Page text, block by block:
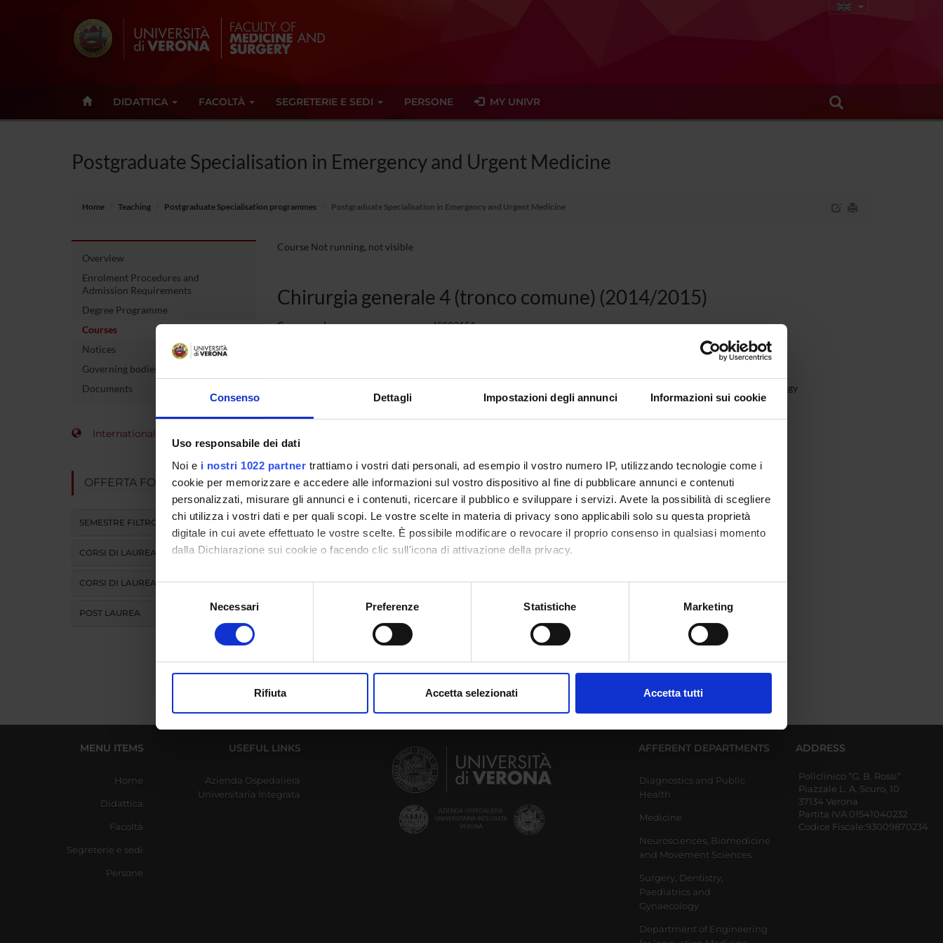
Consenso Dettagli Impostazioni degli annunci Informazioni sui cookie
Uso responsabile dei dati
Noi e i nostri 1022 partner trattiamo i vostri dati personali, ad esempio il vostro numero IP, utilizzando tecnologie come i
cookie per memorizzare e accedere alle informazioni sul vostro dispositivo al fine di pubblicare annunci e contenuti
personalizzati, misurare gli annunci e i contenuti, ricercare il pubblico e sviluppare i servizi. Avete la possibilità di scegliere
chi utilizza i vostri dati e per quali scopi. Le vostre scelte in materia di privacy sono applicabili solo su questa proprietà
digitale in cui avete effettuato le vostre scelte. È possibile modificare o revocare il proprio consenso in qualsiasi momento
dalla Dichiarazione sui cookie o facendo clic sull'icona di attivazione della privacy.
Con il tuo consenso, vorremmo anche:
raccogliere informazioni sulla tua posizione geografica, con un'approssimazione di qualche metro,
digitali).
modificare o ritirare il tuo consenso in qualsiasi momento dalla Dichiarazione sui cookie.
che hanno raccolto dal tuo utilizzo dei loro servizi.
Selezione
Necessari Preferenze Statistiche Marketing
Rifiuta Accetta selezionati Accetta tutti
DIDATTICA FACOLTÀ SEGRETERIE E SEDI PERSONE MY UNIVR
Postgraduate Specialisation in Emergency and Urgent Medicine
Home Teaching Postgraduate Specialisation programmes Postgraduate Specialisation in Emergency and Urgent Medicine
Overview
Enrolment Procedures and
Admission Requirements
Degree Programme
Courses
Notices
Governing bodies
Documents
International Students
OFFERTA FORMATIVA
SEMESTRE FILTRO
CORSI DI LAUREA
CORSI DI LAUREA MAGISTRALE
POST LAUREA
Course Not running, not visible
Chirurgia generale 4 (tronco comune) (2014/2015)
Course code 4S003151
(2014/2015) - Postgraduate Specialisation in Rheumatology
MENU ITEMS
Home
Didattica
Facoltà
Segreterie e sedi
Persone
USEFUL LINKS
Azienda Ospedaliera
Universitaria Integrata
AFFERENT DEPARTMENTS
Diagnostics and Public
Health
Medicine
Neurosciences, Biomedicine
and Movement Sciences
Surgery, Dentistry,
Paediatrics and
Gynaecology
Department of Engineering
ADDRESS
Policlinico “G. B. Rossi”
Piazzale L. A. Scuro, 10
37134 Verona
Partita IVA 01541040232
Codice Fiscale:93009870234